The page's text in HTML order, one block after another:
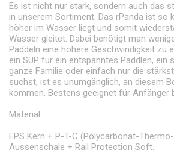
Es ist nicht nur stark, sondern auch das
in unserem Sortiment. Das rPanda ist so
höher im Wasser liegt und somit
Wasser gleitet. Dabei benötigt man
Paddeln eine höhere Geschwindigkeit zu
ein SUP für ein entspanntes Paddlen, ein
ganze Familie oder einfach nur die
suchst, ist es unumgänglich, an diesem
kommen. Bestens geeignet für Anfänger
Material:
EPS Kern + P-T-C (Polycarbonat-
Aussenschale + Rail Protection Soft.